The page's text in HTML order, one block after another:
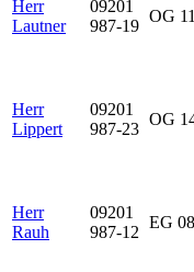
Herr
Lautner
09201
987-19
OG 11
Herr
Lippert
09201
987-23
OG
Herr
Rauh
09201
987-12
EG 08